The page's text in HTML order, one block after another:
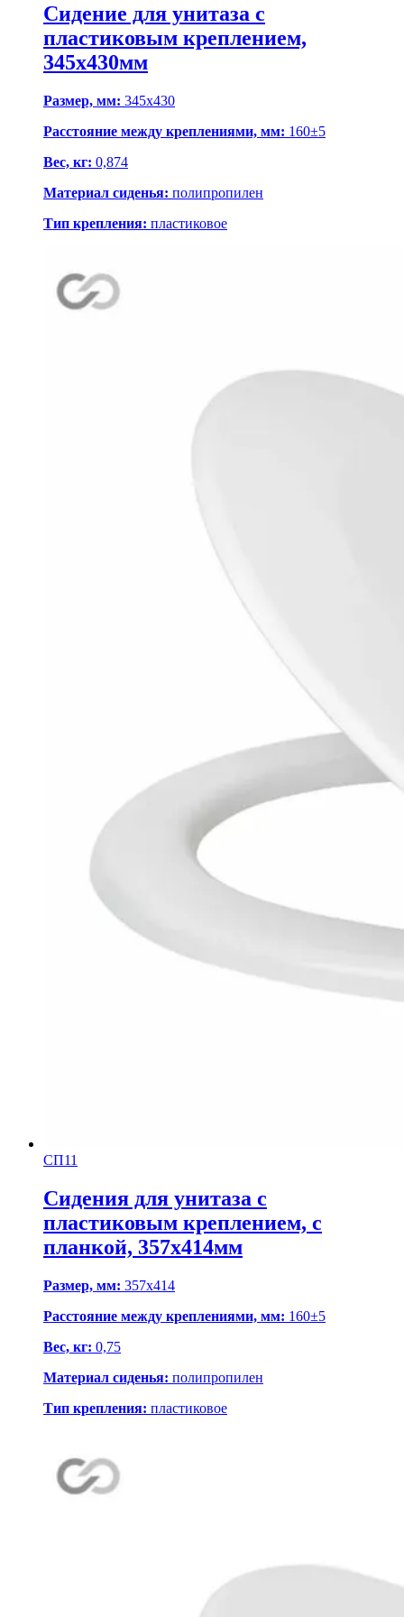
Сидение для унитаза с
пластиковым креплением,
345х430мм
Размер, мм: 345х430
Расстояние между креплениями, мм: 160±5
Вес, кг: 0,874
Материал сиденья: полипропилен
Тип крепления: пластиковое
СП11
Сидения для унитаза с
пластиковым креплением, с
планкой, 357х414мм
Размер, мм: 357x414
Расстояние между креплениями, мм: 160±5
Вес, кг: 0,75
Материал сиденья: полипропилен
Тип крепления: пластиковое